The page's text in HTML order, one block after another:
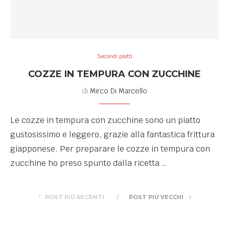
Secondi piatti
COZZE IN TEMPURA CON ZUCCHINE
di Mirco Di Marcello
Le cozze in tempura con zucchine sono un piatto
gustosissimo e leggero, grazie alla fantastica frittura
giapponese. Per preparare le cozze in tempura con
zucchine ho preso spunto dalla ricetta …
POST PIÙ RECENTI POST PIÙ VECCHI